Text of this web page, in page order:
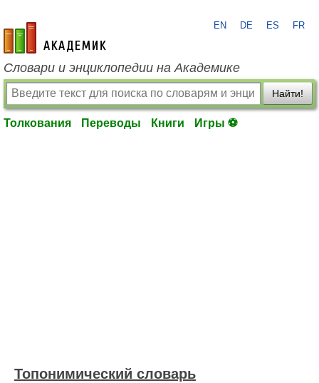
academic.ru
EN DE ES FR
Словари и энциклопедии на Академике
Найти!
Толкования Переводы Книги Игры ⚽
Топонимический словарь